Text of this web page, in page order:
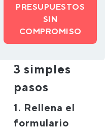
PRESUPUESTOS
SIN
COMPROMISO
3 simples
pasos
1. Rellena el
formulario